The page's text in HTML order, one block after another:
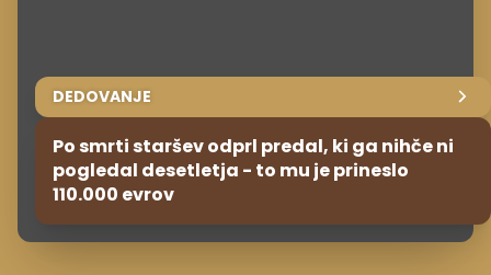
DEDOVANJE
Po smrti staršev odprl predal, ki ga nihče ni
pogledal desetletja - to mu je prineslo
110.000 evrov